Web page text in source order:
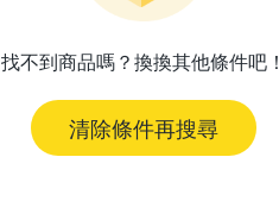
找不到商品嗎？換換其他條件吧！
清除條件再搜尋